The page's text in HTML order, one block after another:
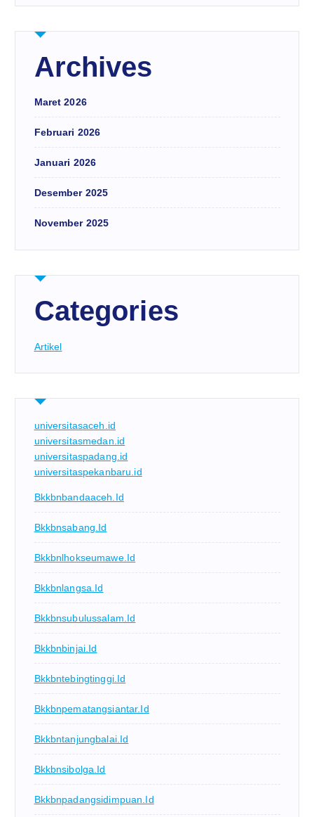
Archives
Maret 2026
Februari 2026
Januari 2026
Desember 2025
November 2025
Categories
Artikel
universitasaceh.id
universitasmedan.id
universitaspadang.id
universitaspekanbaru.id
Bkkbnbandaaceh.id
Bkkbnsabang.id
Bkkbnlhokseumawe.id
Bkkbnlangsa.id
Bkkbnsubulussalam.id
Bkkbnbinjai.id
Bkkbntebingtinggi.id
Bkkbnpematangsiantar.id
Bkkbntanjungbalai.id
Bkkbnsibolga.id
Bkkbnpadangsidimpuan.id